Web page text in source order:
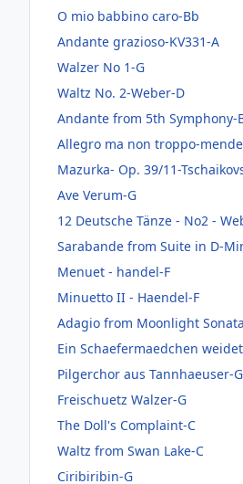
O mio babbino caro-Bb
Andante grazioso-KV331-A
Walzer No 1-G
Waltz No. 2-Weber-D
Andante from 5th Symphony-
Allegro ma non troppo-
Mazurka- Op. 39/11-
Ave Verum-G
12 Deutsche Tänze - No2 -
Sarabande from Suite in D-
Menuet - handel-F
Minuetto II - Haendel-F
Adagio from Moonlight
Ein Schaefermaedchen
Pilgerchor aus Tannhaeuser-G
Freischuetz Walzer-G
The Doll's Complaint-C
Waltz from Swan Lake-C
Ciribiribin-G